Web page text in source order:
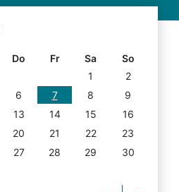
Do Fr Sa
So
1
2
6 7 8
9
13 14 15
16
20 21 22
23
27 28 29
30